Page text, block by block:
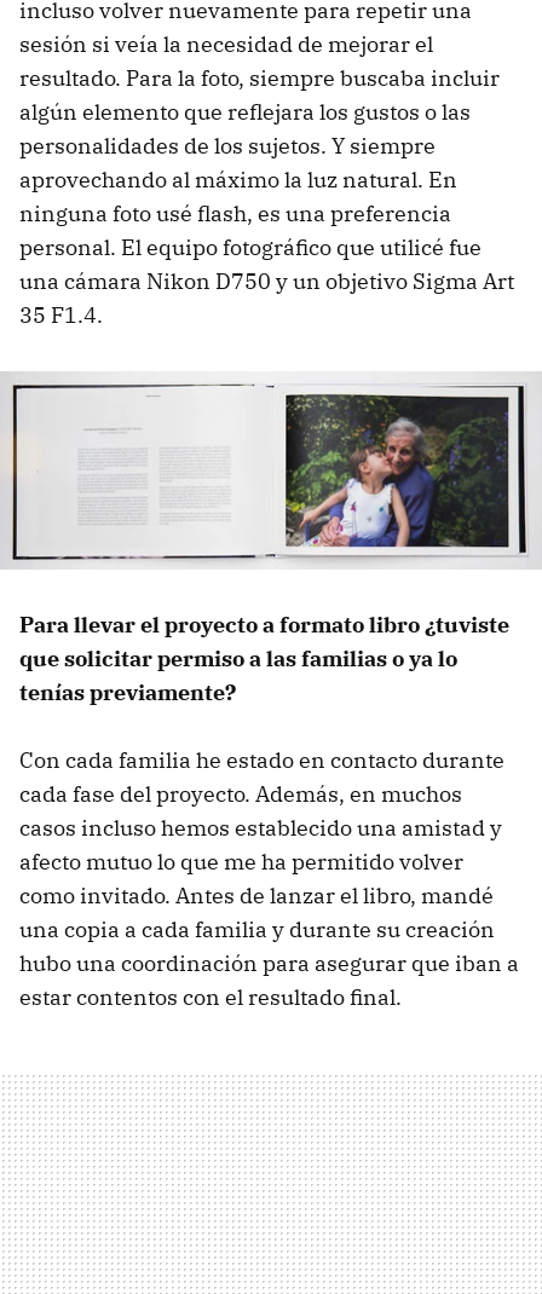
incluso volver nuevamente para repetir una
sesión si veía la necesidad de mejorar el
resultado. Para la foto, siempre buscaba incluir
algún elemento que reflejara los gustos o las
personalidades de los sujetos. Y siempre
aprovechando al máximo la luz natural. En
ninguna foto usé flash, es una preferencia
personal. El equipo fotográfico que utilicé fue
una cámara Nikon D750 y un objetivo Sigma Art
35 F1.4.
Para llevar el proyecto a formato libro ¿tuviste
que solicitar permiso a las familias o ya lo
tenías previamente?
Con cada familia he estado en contacto durante
cada fase del proyecto. Además, en muchos
casos incluso hemos establecido una amistad y
afecto mutuo lo que me ha permitido volver
como invitado. Antes de lanzar el libro, mandé
una copia a cada familia y durante su creación
hubo una coordinación para asegurar que iban a
estar contentos con el resultado final.